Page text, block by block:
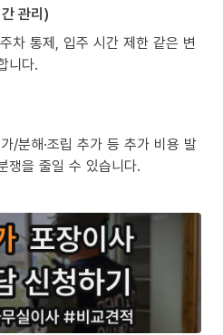
관리)
차 통제, 입주 시간 제한 같은 변
니다.
/분해·조립 추가 등 추가 비용 발
쟁을 줄일 수 있습니다.